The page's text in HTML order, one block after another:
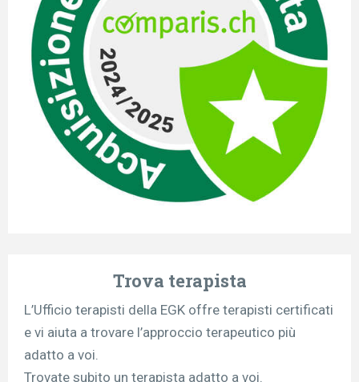
Trova terapista
L’Ufficio terapisti della EGK offre terapisti certificati
e vi aiuta a trovare l’approccio terapeutico più
adatto a voi.
Trovate subito un terapista adatto a voi.